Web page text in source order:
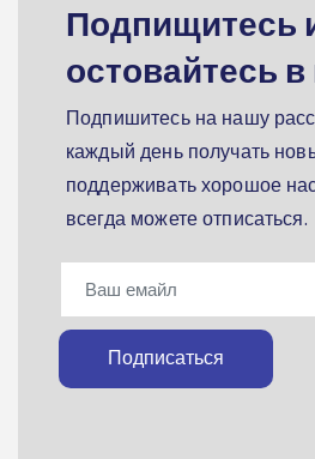
Подпищитесь
остовайтесь в
Подпишитесь на нашу
каждый день получать
поддерживать хорошое
всегда можете отписаться.
Подписаться